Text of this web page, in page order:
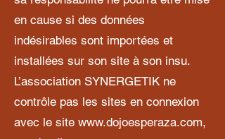
en cause si des données
indésirables sont importées et
installées sur son site à son insu.
L’association SYNERGETIK ne
contrôle pas les sites en connexion
avec le site www.dojoesperaza.com,